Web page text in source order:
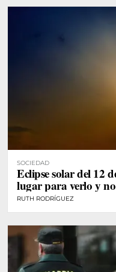
SOCIEDAD
Eclipse solar del 12
lugar para verlo y
RUTH RODRÍGUEZ